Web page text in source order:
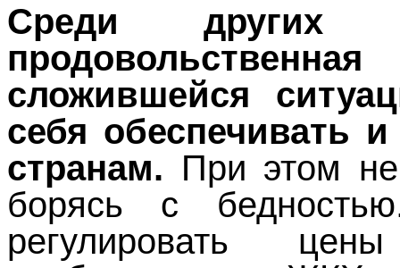
Среди других
сложившейся
себя обеспечивать
странам. При этом
борясь с
регулировать